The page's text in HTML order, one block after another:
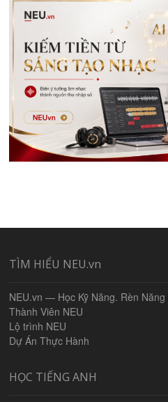
TÌM HIỂU NEU.vn
NEU.vn — Học Kỹ Năng. Rèn
Thành Viên NEU
Lộ trình NEU
Dự Án Thực Hành
HỌC TIẾNG ANH